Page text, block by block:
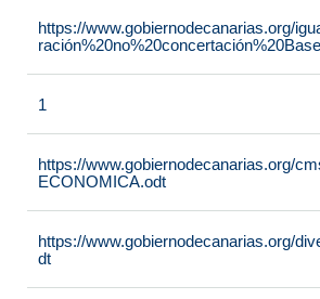
https://www.gobiernodecanarias.org/
1
https://www.gobiernodecanarias.org/
ECONOMICA.odt
https://www.gobiernodecanarias.org/
dt